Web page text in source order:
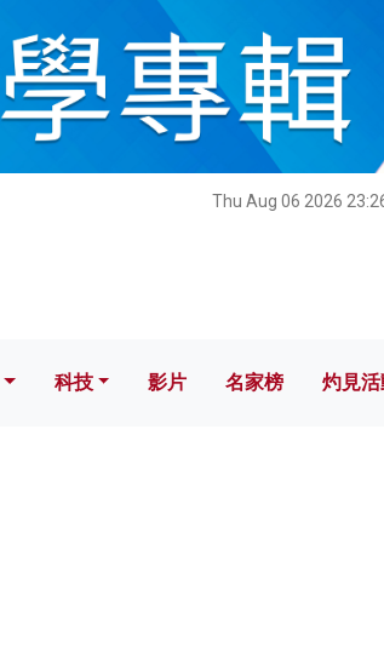
Thu Aug 06 2026
科技 影片 名家榜
科技 影片 名家榜 灼見